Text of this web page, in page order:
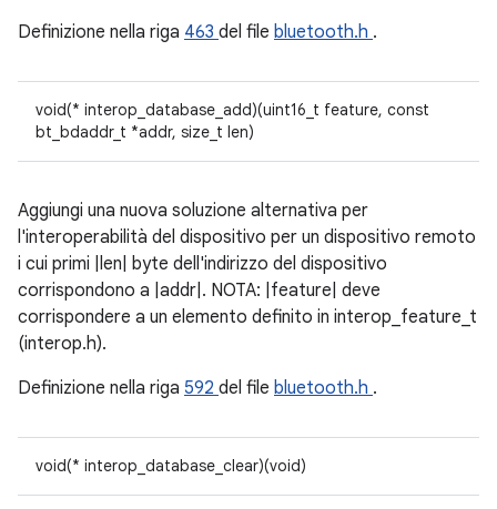
Definizione nella riga 463 del file bluetooth.h .
void(* interop_database_add)(uint16_t feature, const
bt_bdaddr_t *addr, size_t len)
Aggiungi una nuova soluzione alternativa per
l'interoperabilità del dispositivo per un dispositivo remoto
i cui primi |len| byte dell'indirizzo del dispositivo
corrispondono a |addr|. NOTA: |feature| deve
corrispondere a un elemento definito in interop_feature_t
(interop.h).
Definizione nella riga 592 del file bluetooth.h .
void(* interop_database_clear)(void)